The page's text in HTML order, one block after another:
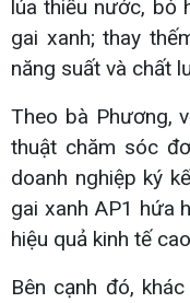
lúa thiếu nước, bỏ
gai xanh; thay
năng suất và chất
Theo bà Phương,
thuật chăm sóc
doanh nghiệp ký
gai xanh AP1 hứa
hiệu quả kinh tế
Bên cạnh đó,